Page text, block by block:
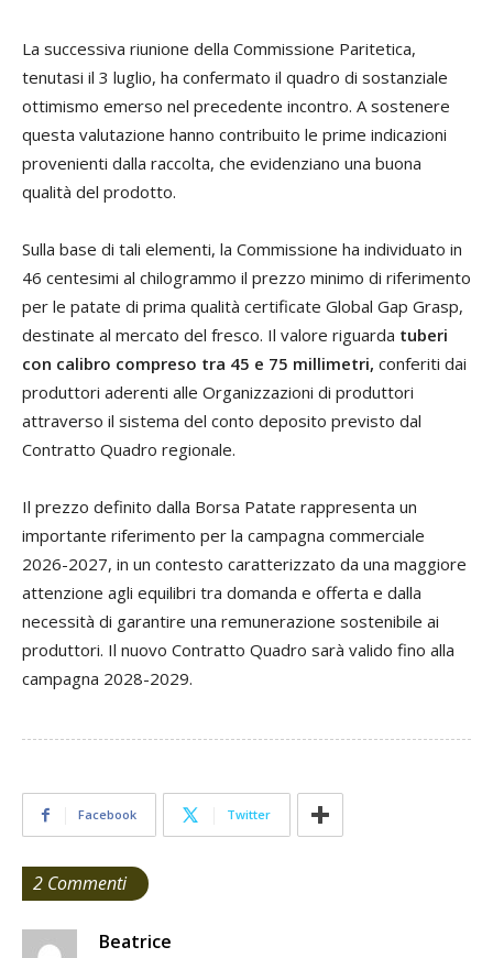
La successiva riunione della Commissione Paritetica,
tenutasi il 3 luglio, ha confermato il quadro di sostanziale
ottimismo emerso nel precedente incontro. A sostenere
questa valutazione hanno contribuito le prime indicazioni
provenienti dalla raccolta, che evidenziano una buona
qualità del prodotto.
Sulla base di tali elementi, la Commissione ha individuato in
46 centesimi al chilogrammo il prezzo minimo di riferimento
per le patate di prima qualità certificate Global Gap Grasp,
destinate al mercato del fresco. Il valore riguarda tuberi
con calibro compreso tra 45 e 75 millimetri, conferiti dai
produttori aderenti alle Organizzazioni di produttori
attraverso il sistema del conto deposito previsto dal
Contratto Quadro regionale.
Il prezzo definito dalla Borsa Patate rappresenta un
importante riferimento per la campagna commerciale
2026-2027, in un contesto caratterizzato da una maggiore
attenzione agli equilibri tra domanda e offerta e dalla
necessità di garantire una remunerazione sostenibile ai
produttori. Il nuovo Contratto Quadro sarà valido fino alla
campagna 2028-2029.
Facebook Twitter
2 Commenti
Beatrice